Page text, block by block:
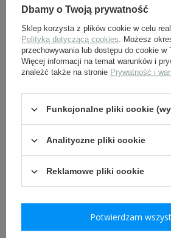
Opaska biało-czerwona
wzoru AK - ostemplowana
15,00 zł
Dbamy o Twoją prywatność
Sklep korzysta z plików cookie w celu
Polityką dotyczącą cookies. Możesz
przechowywania lub dostępu do cookie w
Więcej informacji na temat warunków i
znaleźć także na stronie Prywatność i
Funkcjonalne pliki cookie
Analityczne pliki cookie
Reklamowe pliki cookie
Potwierdzam